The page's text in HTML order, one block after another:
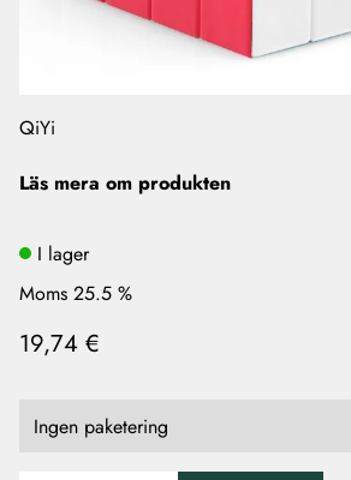
QiYi
Läs mera om produkten
I lager
Moms 25.5 %
19,74 €